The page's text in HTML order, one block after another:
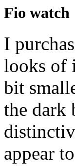
Fio watch
I
looks of
bit
the dark
appear